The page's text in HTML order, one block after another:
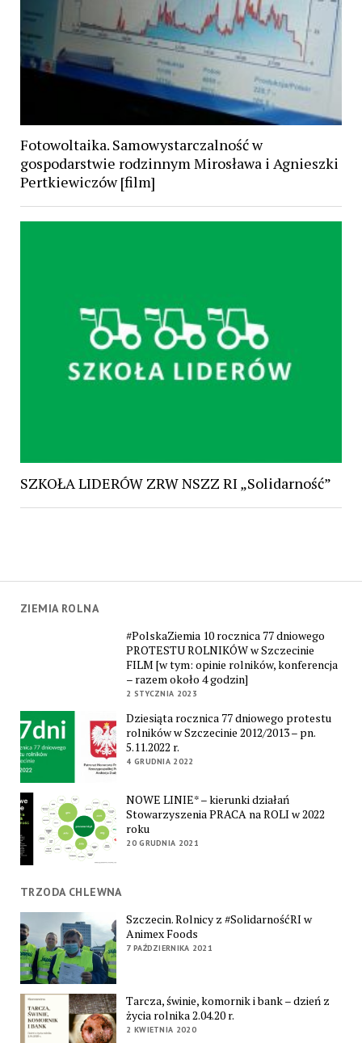
ZIEMIA ROLNA
#PolskaZiemia 10 rocznica 77 dniowego
PROTESTU ROLNIKÓW w Szczecinie
FILM [w tym: opinie rolników, konferencja
– razem około 4 godzin]
2 STYCZNIA 2023
Dziesiąta rocznica 77 dniowego protestu
rolników w Szczecinie 2012/2013 – pn.
5.11.2022 r.
4 GRUDNIA 2022
NOWE LINIE* – kierunki działań
Stowarzyszenia PRACA na ROLI w 2022
roku
20 GRUDNIA 2021
TRZODA CHLEWNA
Szczecin. Rolnicy z #SolidarnośćRI w
Animex Foods
7 PAŹDZIERNIKA 2021
Tarcza, świnie, komornik i bank – dzień z
życia rolnika 2.04.20 r.
2 KWIETNIA 2020
Fotowoltaika. Samowystarczalność w
gospodarstwie rodzinnym Mirosława i Agnieszki
Pertkiewiczów [film]
SZKOŁA LIDERÓW ZRW NSZZ RI „Solidarność”